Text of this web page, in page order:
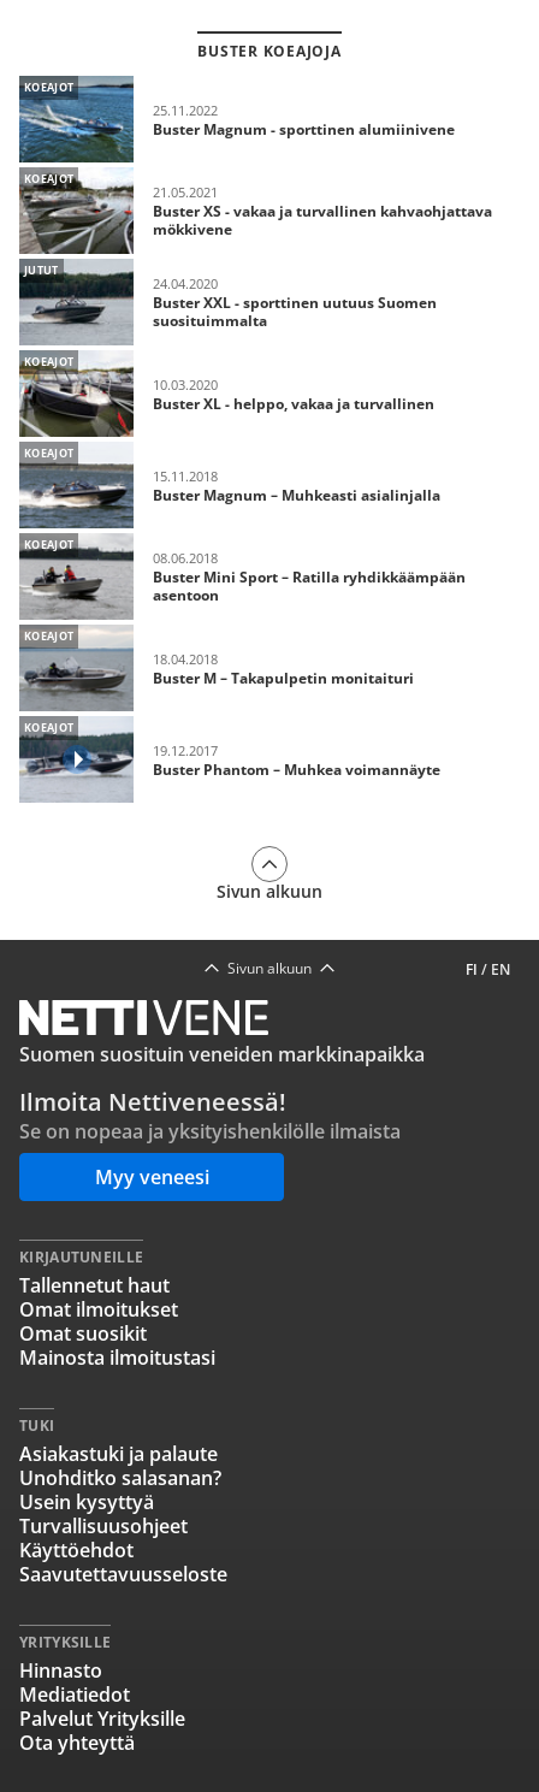
BUSTER KOEAJOJA
KOEAJOT
25.11.2022
Buster Magnum - sporttinen alumiinivene
KOEAJOT
21.05.2021
Buster XS - vakaa ja turvallinen kahvaohjattava
mökkivene
JUTUT
24.04.2020
Buster XXL - sporttinen uutuus Suomen
suosituimmalta
KOEAJOT
10.03.2020
Buster XL - helppo, vakaa ja turvallinen
KOEAJOT
15.11.2018
Buster Magnum – Muhkeasti asialinjalla
KOEAJOT
08.06.2018
Buster Mini Sport – Ratilla ryhdikkäämpään
asentoon
KOEAJOT
18.04.2018
Buster M – Takapulpetin monitaituri
KOEAJOT
19.12.2017
Buster Phantom – Muhkea voimannäyte
Sivun alkuun
FI / EN
Sivun alkuun
Suomen suosituin veneiden markkinapaikka
Ilmoita Nettiveneessä!
Se on nopeaa ja yksityishenkilölle ilmaista
Myy veneesi
KIRJAUTUNEILLE
Tallennetut haut
Omat ilmoitukset
Omat suosikit
Mainosta ilmoitustasi
TUKI
Asiakastuki ja palaute
Unohditko salasanan?
Usein kysyttyä
Turvallisuusohjeet
Käyttöehdot
Saavutettavuusseloste
YRITYKSILLE
Hinnasto
Mediatiedot
Palvelut Yrityksille
Ota yhteyttä